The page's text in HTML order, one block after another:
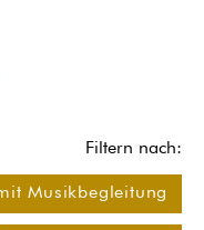
Filtern nach:
Musikbegleitung